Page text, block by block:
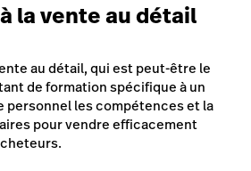
la vente au détail
au détail, qui est peut-être le
de formation spécifique à un
personnel les compétences et la
pour vendre efficacement